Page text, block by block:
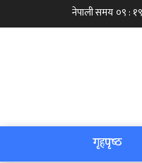
गृहपृष्‍ठ